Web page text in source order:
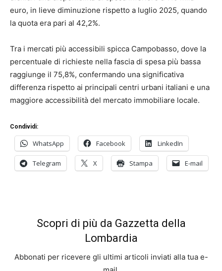
euro, in lieve diminuzione rispetto a luglio 2025, quando
la quota era pari al 42,2%.
Tra i mercati più accessibili spicca Campobasso, dove la
percentuale di richieste nella fascia di spesa più bassa
raggiunge il 75,8%, confermando una significativa
differenza rispetto ai principali centri urbani italiani e una
maggiore accessibilità del mercato immobiliare locale.
Condividi:
WhatsApp Facebook LinkedIn
Telegram X Stampa E-mail
Scopri di più da Gazzetta della
Lombardia
Abbonati per ricevere gli ultimi articoli inviati alla tua e-